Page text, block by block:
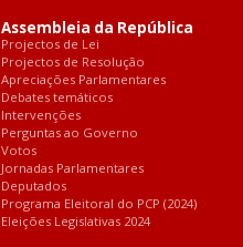
Assembleia da República
Projectos de Lei
Projectos de Resolução
Apreciações Parlamentares
Debates temáticos
Intervenções
Perguntas ao Governo
Votos
Jornadas Parlamentares
Deputados
Programa Eleitoral do PCP (2024)
Eleições Legislativas 2024